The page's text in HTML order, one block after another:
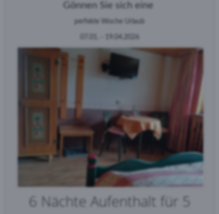
Gönnen Sie sich eine
perfekte Woche Urlaub
6 Nächte Aufenthalt für 5